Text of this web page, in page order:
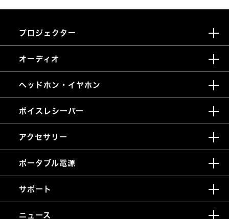
プロジェクター
オーディオ
ヘッドホン・イヤホン
ボイスレシーバー
アクセサリー
ポータブル電源
サポート
ニュース